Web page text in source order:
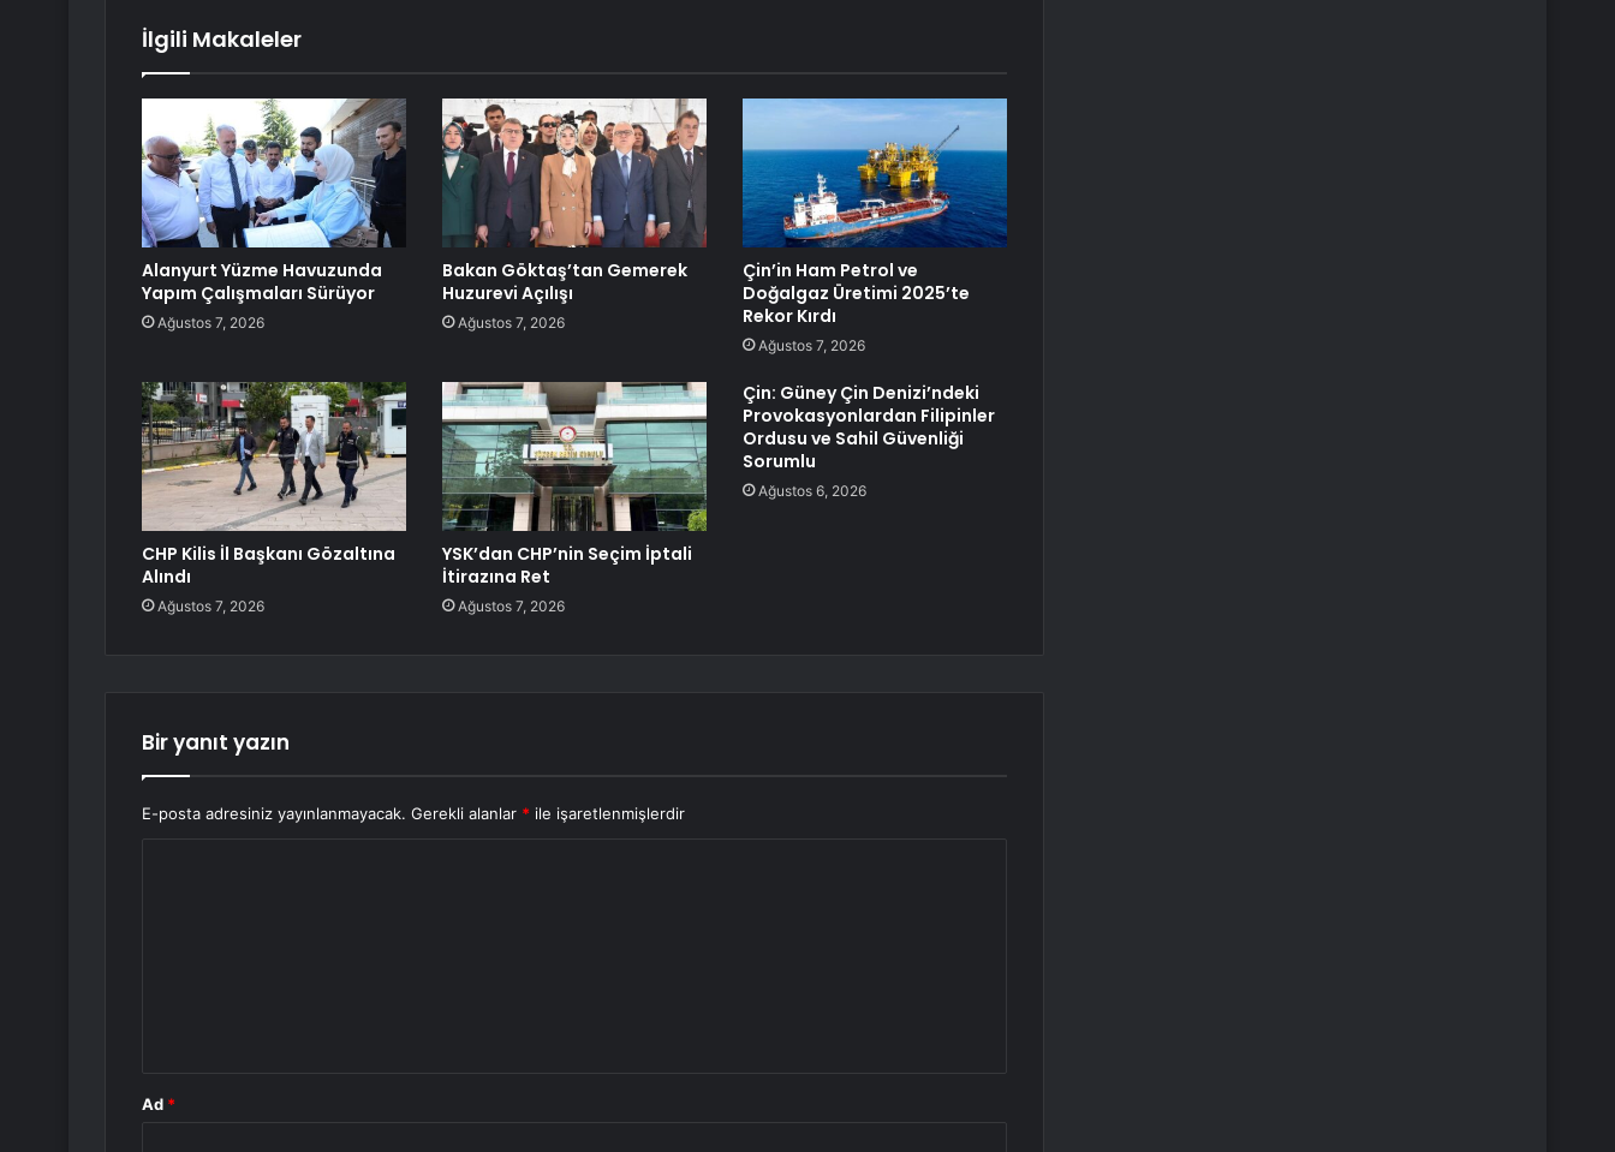
İlgili Makaleler
Alanyurt Yüzme Havuzunda
Yapım Çalışmaları Sürüyor
Ağustos 7, 2026
Bakan Göktaş’tan Gemerek
Huzurevi Açılışı
Ağustos 7, 2026
Çin’in Ham Petrol ve
Doğalgaz Üretimi 2025’te
Rekor Kırdı
Ağustos 7, 2026
CHP Kilis İl Başkanı Gözaltına
Alındı
Ağustos 7, 2026
YSK’dan CHP’nin Seçim İptali
İtirazına Ret
Ağustos 7, 2026
Çin: Güney Çin Denizi’ndeki
Provokasyonlardan Filipinler
Ordusu ve Sahil Güvenliği
Sorumlu
Ağustos 6, 2026
Bir yanıt yazın
E-posta adresiniz yayınlanmayacak. Gerekli alanlar * ile işaretlenmişlerdir
Ad *